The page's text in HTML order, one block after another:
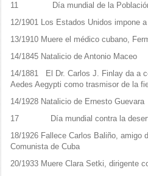
11 Día mundial de la
12/1901 Los Estados Unidos impone
13/1910 Muere el médico cubano,
14/1845 Natalicio de Antonio Maceo
14/1881 El Dr. Carlos J. Finlay da a
Aedes Aegypti como trasmisor de la
14/1928 Natalicio de Ernesto Guevara
17 Día mundial contra la
18/1926 Fallece Carlos Baliño, amigo
Comunista de Cuba
20/1933 Muere Clara Setki, dirigente